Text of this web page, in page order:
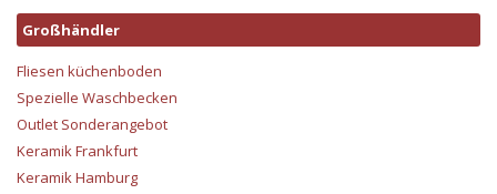
Großhändler
Fliesen küchenboden
Spezielle Waschbecken
Outlet Sonderangebot
Keramik Frankfurt
Keramik Hamburg